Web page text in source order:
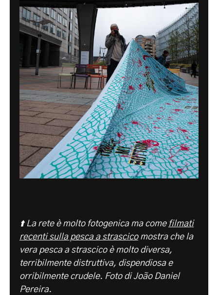
⬆️ La rete è molto fotogenica ma come filmati
recenti sulla pesca a strascicomostra che la
vera pesca a strascico è molto diversa,
terribilmente distruttiva, dispendiosa e
orribilmente crudele. Foto di João Daniel
Pereira.